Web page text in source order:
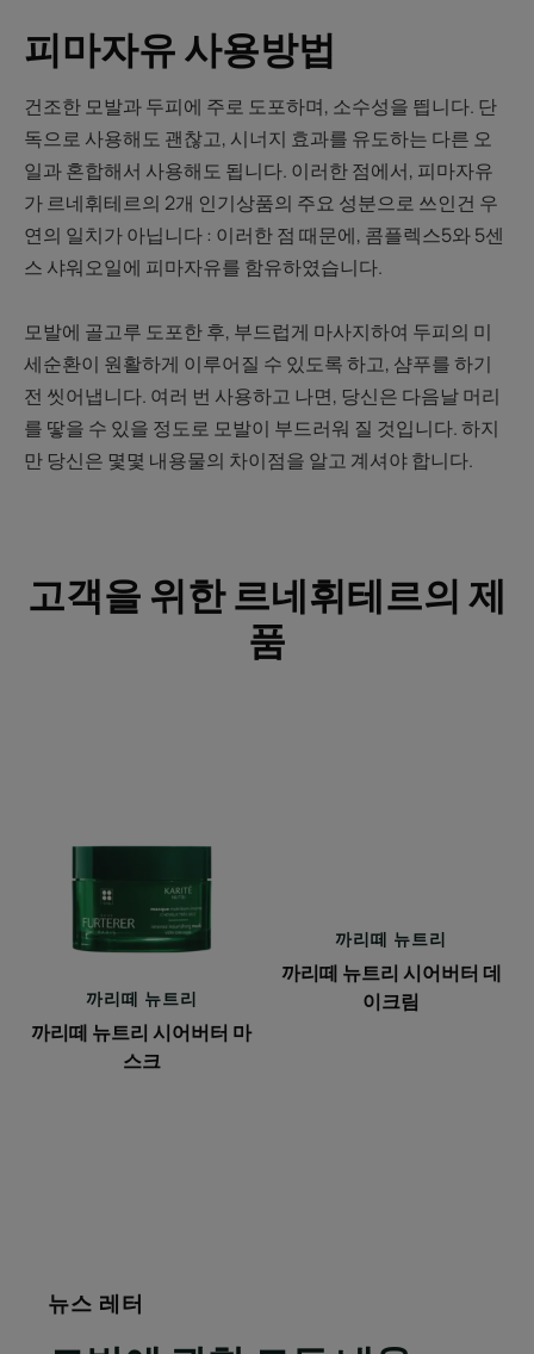
피마자유 사용방법
건조한 모발과 두피에 주로 도포하며, 소수성을 띕니다. 단
독으로 사용해도 괜찮고, 시너지 효과를 유도하는 다른 오
일과 혼합해서 사용해도 됩니다. 이러한 점에서, 피마자유
가 르네휘테르의 2개 인기상품의 주요 성분으로 쓰인건 우
연의 일치가 아닙니다 : 이러한 점 때문에, 콤플렉스5와 5센
스 샤워오일에 피마자유를 함유하였습니다.
모발에 골고루 도포한 후, 부드럽게 마사지하여 두피의 미
세순환이 원활하게 이루어질 수 있도록 하고, 샴푸를 하기
전 씻어냅니다. 여러 번 사용하고 나면, 당신은 다음날 머리
를 땋을 수 있을 정도로 모발이 부드러워 질 것입니다. 하지
만 당신은 몇몇 내용물의 차이점을 알고 계셔야 합니다.
고객을 위한 르네휘테르의 제
품
시
어
터
마
스
까리떼 뉴트리
까리떼 뉴트리 시어버터 마
스크
어
버
터
까리떼 뉴트리
까리떼 뉴트리 시어버터 데
이크림
뉴스 레터